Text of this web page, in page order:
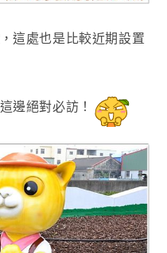
，這處也是比較近期設置
邊絕對必訪！